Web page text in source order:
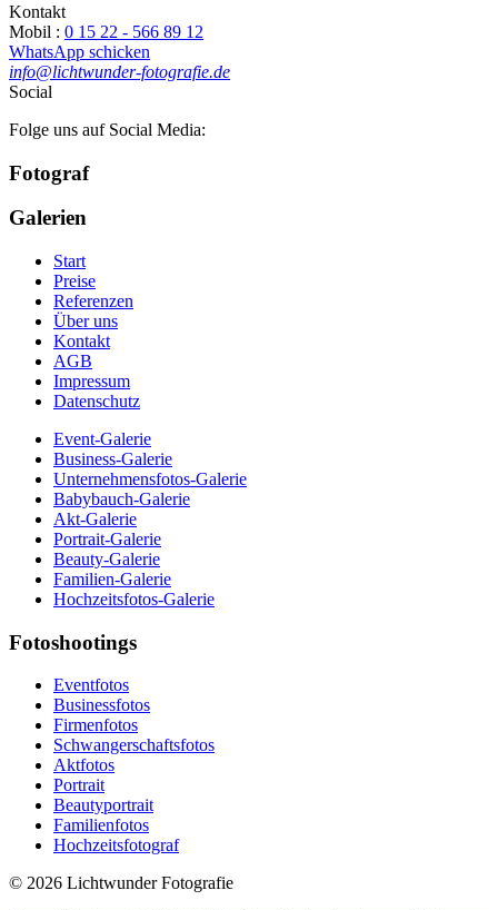
Kontakt
Mobil : 0 15 22 - 566 89 12
WhatsApp schicken
info@lichtwunder-fotografie.de
Social
Folge uns auf Social Media:
Fotograf
Galerien
Start
Preise
Referenzen
Über uns
Kontakt
AGB
Impressum
Datenschutz
Event-Galerie
Business-Galerie
Unternehmensfotos-Galerie
Babybauch-Galerie
Akt-Galerie
Portrait-Galerie
Beauty-Galerie
Familien-Galerie
Hochzeitsfotos-Galerie
Fotoshootings
Eventfotos
Businessfotos
Firmenfotos
Schwangerschaftsfotos
Aktfotos
Portrait
Beautyportrait
Familienfotos
Hochzeitsfotograf
© 2026 Lichtwunder Fotografie